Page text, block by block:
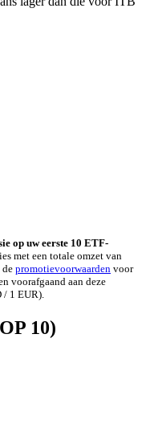
op uw eerste 10 ETF-
met een totale omzet van
de promotievoorwaarden voor
voorafgaand aan deze
/ 1 EUR).
10)